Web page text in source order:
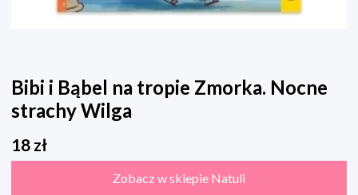
Bibi i Bąbel na tropie Zmorka. Nocne
strachy Wilga
18 zł
Zobacz w sklepie Natuli